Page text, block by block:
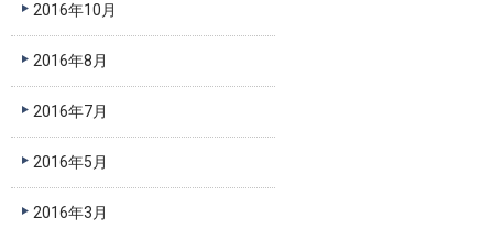
2016年10月
2016年8月
2016年7月
2016年5月
2016年3月